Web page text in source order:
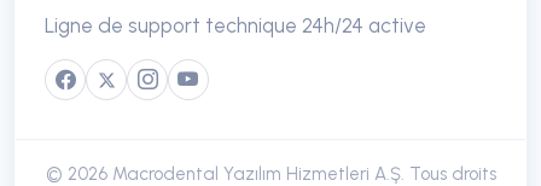
Ligne de support technique 24h/24 active
© 2026 Macrodental Yazılım Hizmetleri A.Ş. Tous droits